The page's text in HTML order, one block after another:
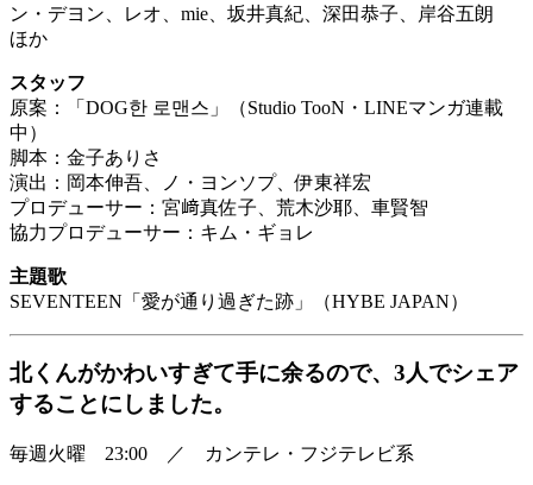
ン・デヨン、レオ、mie、坂井真紀、深田恭子、岸谷五朗
ほか
スタッフ
原案：「DOG한 로맨스」（Studio TooN・LINEマンガ連載
中）
脚本：金子ありさ
演出：岡本伸吾、ノ・ヨンソプ、伊東祥宏
プロデューサー：宮﨑真佐子、荒木沙耶、車賢智
協力プロデューサー：キム・ギョレ
主題歌
SEVENTEEN「愛が通り過ぎた跡」（HYBE JAPAN）
北くんがかわいすぎて手に余るので、3人でシェア
することにしました。
毎週火曜 23:00 ／ カンテレ・フジテレビ系